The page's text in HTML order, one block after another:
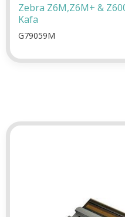
Zebra Z6M,Z6M+ &
Kafa
G79059M